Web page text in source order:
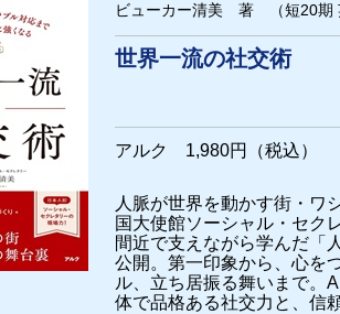
ビューカー清美 著 （短20期
世界一流の社交術
アルク 1,980円（税込）
人脈が世界を動かす街・ワ
国大使館ソーシャル・セク
間近で支えながら学んだ「
公開。第一印象から、心を
ル、立ち居振る舞いまで。
体で品格ある社交力と、信